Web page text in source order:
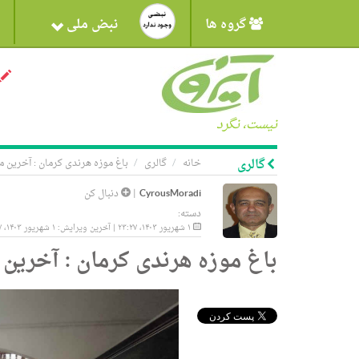
گروه ها نبض ملی
نیست، نگرد
خانه گالری باغ موزه هرندی کرمان : آخرین گالری
CyrousMoradi
|
دنبال کن
دسته:
باغ موزه هرندی کرمان :